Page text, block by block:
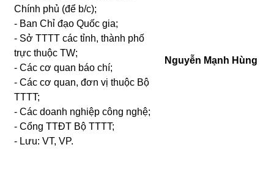
Chính phủ (để b/c);
- Ban Chỉ đạo Quốc gia;
- Sở TTTT các tỉnh, thành phố
trực thuộc TW;
- Các cơ quan báo chí;
- Các cơ quan, đơn vị thuộc Bộ
TTTT;
- Các doanh nghiệp công nghệ;
- Cổng TTĐT Bộ TTTT;
- Lưu: VT, VP.
Nguyễn Mạnh Hùng